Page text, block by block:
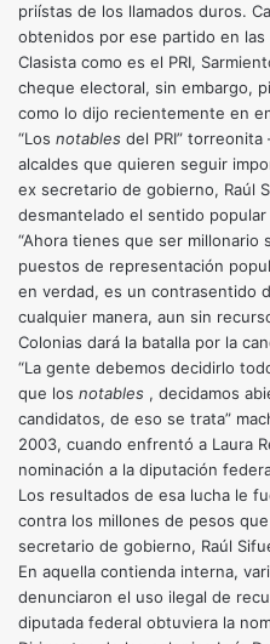
priístas de los llamados duros.
obtenidos por ese partido en las
Clasista como es el PRI,
cheque electoral, sin embargo,
como lo dijo recientemente en
“Los notables del PRI”
alcaldes que quieren seguir
ex secretario de gobierno, Raúl
desmantelado el sentido
“Ahora tienes que ser millonario
puestos de representación
en verdad, es un contrasentido
cualquier manera, aun sin
Colonias dará la batalla por la
“La gente debemos decidirlo
que los notables , decidamos
candidatos, de eso se trata”
2003, cuando enfrentó a Laura
nominación a la diputación
Los resultados de esa lucha le
contra los millones de pesos
secretario de gobierno, Raúl
En aquella contienda interna,
denunciaron el uso ilegal de
diputada federal obtuviera la